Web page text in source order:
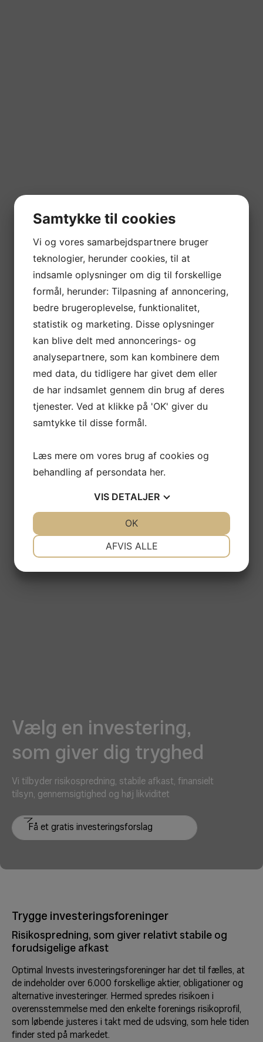
Vælg en investering,
som giver dig tryghed
Vi tilbyder risikospredning, stabile afkast, finansielt
tilsyn, gennemsigtighed og høj likviditet
Få et gratis investeringsforslag
Trygge investeringsforeninger
Risikospredning, som giver relativt stabile og
forudsigelige afkast
Optimal Invests investeringsforeninger har det til fælles, at
de indeholder over 6.000 forskellige aktier, obligationer og
alternative investeringer. Hermed spredes risikoen i
overensstemmelse med den enkelte forenings risikoprofil,
som løbende justeres i takt med de udsving, som hele tiden
finder sted på markedet.
Samtykke til cookies
Vi og vores samarbejdspartnere bruger
teknologier, herunder cookies, til at
indsamle oplysninger om dig til forskellige
formål, herunder: Tilpasning af annoncering,
bedre brugeroplevelse, funktionalitet,
statistik og marketing. Disse oplysninger
kan blive delt med annoncerings- og
analysepartnere, som kan kombinere dem
med data, du tidligere har givet dem eller
de har indsamlet gennem din brug af deres
tjenester. Ved at klikke på 'OK' giver du
samtykke til disse formål.
Læs mere om vores brug af cookies og
behandling af persondata her.
VIS DETALJER
AFVIS ALLE
OK